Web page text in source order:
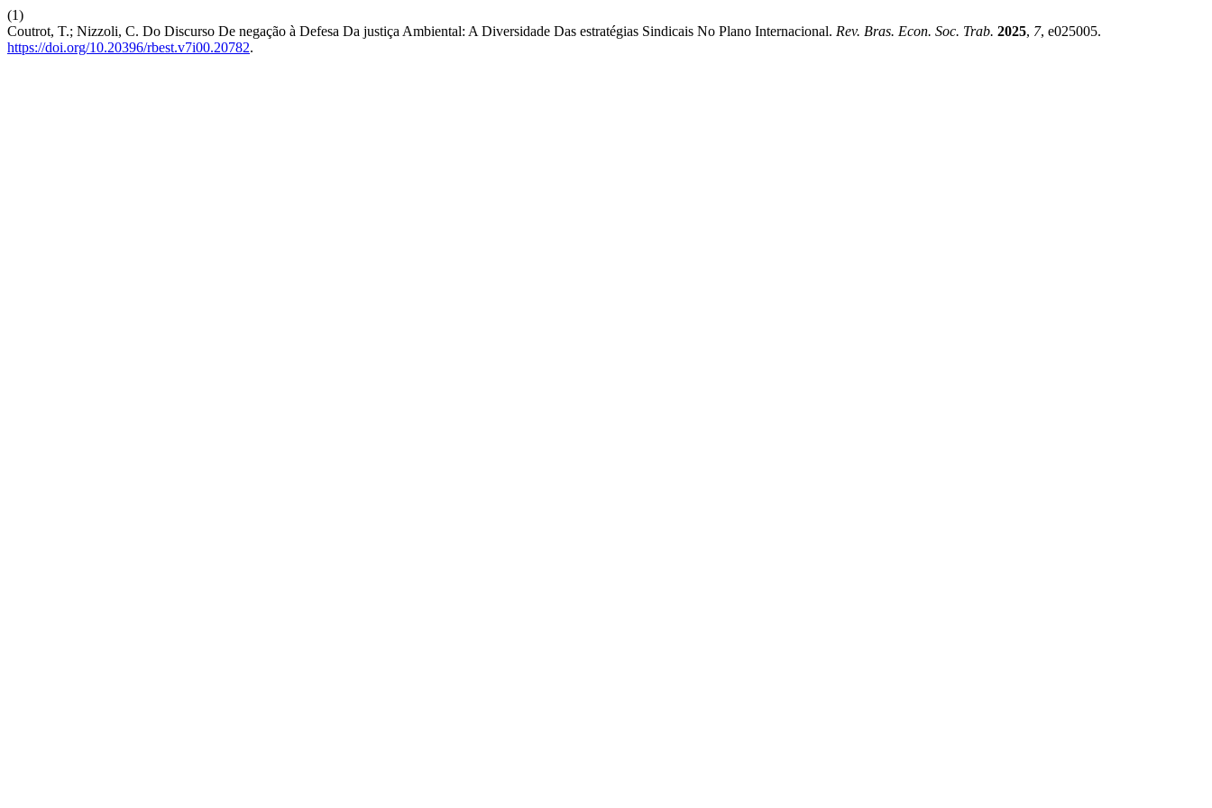
(1)
Coutrot, T.; Nizzoli, C. Do Discurso De negação à Defesa Da justiça Ambiental: A Diversidade Das estratégias Sindicais No Plano Internacional. Rev. Bras. Econ. Soc. Trab. 2025, 7, e025005.
https://doi.org/10.20396/rbest.v7i00.20782.